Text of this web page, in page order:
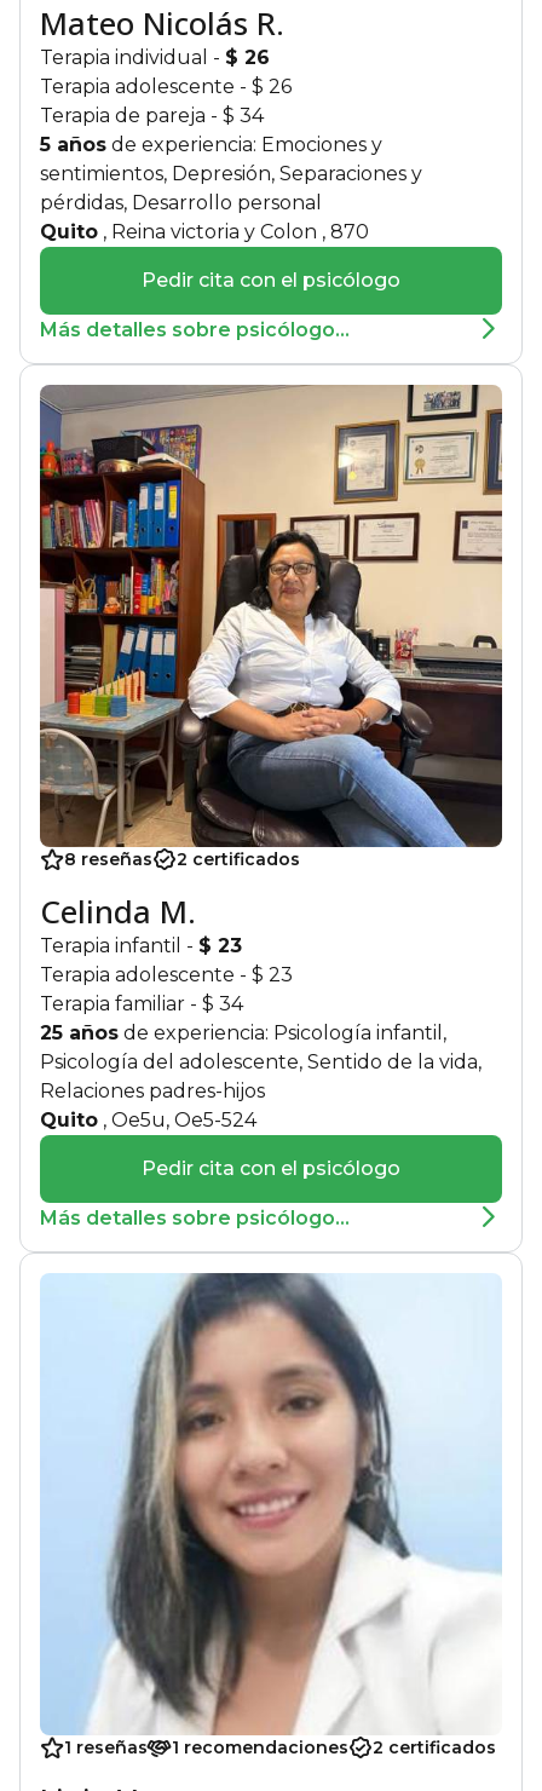
Mateo Nicolás R.
Terapia individual - $ 26
Terapia adolescente - $ 26
Terapia de pareja - $ 34
5 años de experiencia: Emociones y
sentimientos, Depresión, Separaciones y
pérdidas, Desarrollo personal
Quito , Reina victoria y Colon , 870
Pedir cita con el psicólogo
Más detalles sobre psicólogo...
8 reseñas 2 certificados
Celinda M.
Terapia infantil - $ 23
Terapia adolescente - $ 23
Terapia familiar - $ 34
25 años de experiencia: Psicología infantil,
Psicología del adolescente, Sentido de la vida,
Relaciones padres-hijos
Quito , Oe5u, Oe5-524
Pedir cita con el psicólogo
Más detalles sobre psicólogo...
1 reseñas 1 recomendaciones 2 certificados